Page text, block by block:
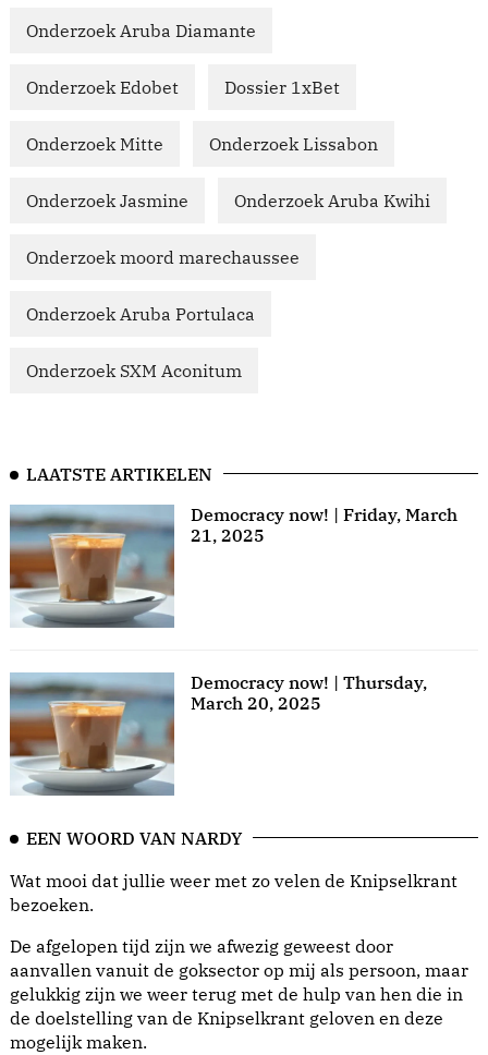
Onderzoek Aruba Diamante
Onderzoek Edobet Dossier 1xBet
Onderzoek Mitte Onderzoek Lissabon
Onderzoek Jasmine Onderzoek Aruba Kwihi
Onderzoek moord marechaussee
Onderzoek Aruba Portulaca
Onderzoek SXM Aconitum
LAATSTE ARTIKELEN
Democracy now! | Friday, March
21, 2025
Democracy now! | Thursday,
March 20, 2025
EEN WOORD VAN NARDY
Wat mooi dat jullie weer met zo velen de Knipselkrant
bezoeken.
De afgelopen tijd zijn we afwezig geweest door
aanvallen vanuit de goksector op mij als persoon, maar
gelukkig zijn we weer terug met de hulp van hen die in
de doelstelling van de Knipselkrant geloven en deze
mogelijk maken.